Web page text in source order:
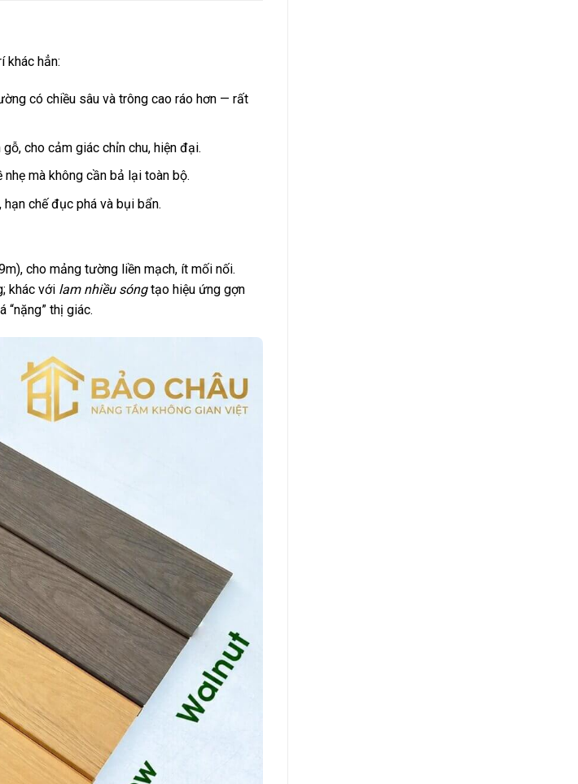
khác hẳn:
có chiều sâu và trông cao ráo hơn — rất
cho cảm giác chỉn chu, hiện đại.
mà không cần bả lại toàn bộ.
chế đục phá và bụi bẩn.
cho mảng tường liền mạch, ít mối nối.
khác với lam nhiều sóngtạo hiệu ứng gợn
“nặng” thị giác.